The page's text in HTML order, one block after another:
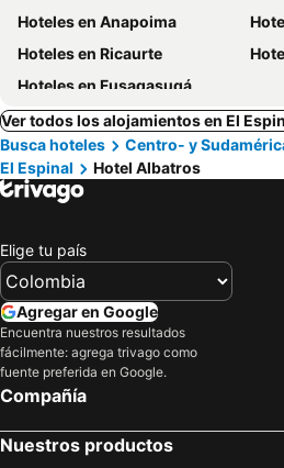
Hoteles en Anapoima
Hoteles en Ricaurte
Hoteles en Fusagasugá
Ver todos los alojamientos en El
Busca hoteles
Centro- y
El Espinal
Hotel Albatros
Elige tu país
Agregar en Google
Encuentra nuestros resultados
fácilmente: agrega trivago como
fuente preferida en Google.
Compañía
Nuestros productos